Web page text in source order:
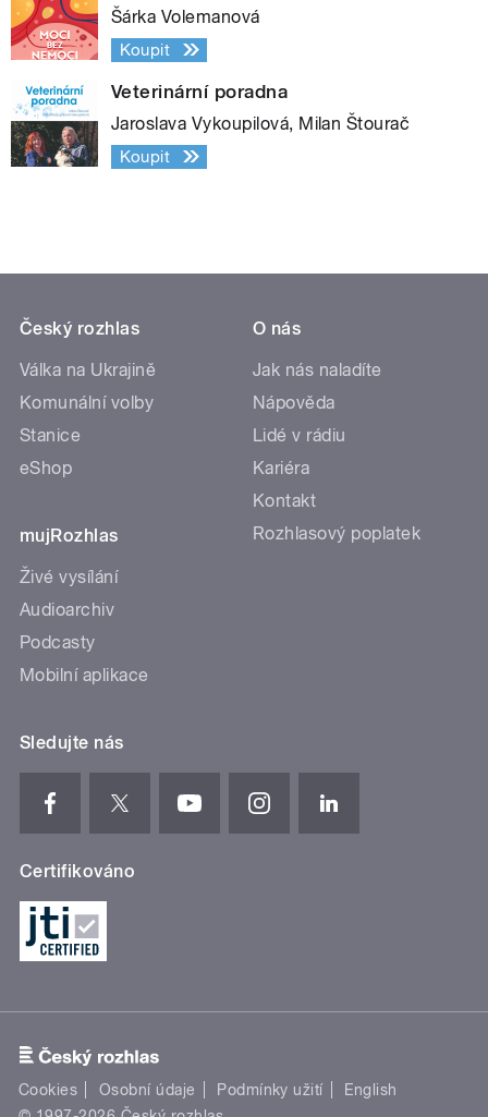
Šárka Volemanová
Koupit
Veterinární poradna
Jaroslava Vykoupilová, Milan Štourač
Koupit
Český rozhlas
Válka na Ukrajině
Komunální volby
Stanice
eShop
mujRozhlas
Živé vysílání
Audioarchiv
Podcasty
Mobilní aplikace
O nás
Jak nás naladíte
Nápověda
Lidé v rádiu
Kariéra
Kontakt
Rozhlasový poplatek
Sledujte nás
Certifikováno
Cookies Osobní údaje Podmínky užití
English